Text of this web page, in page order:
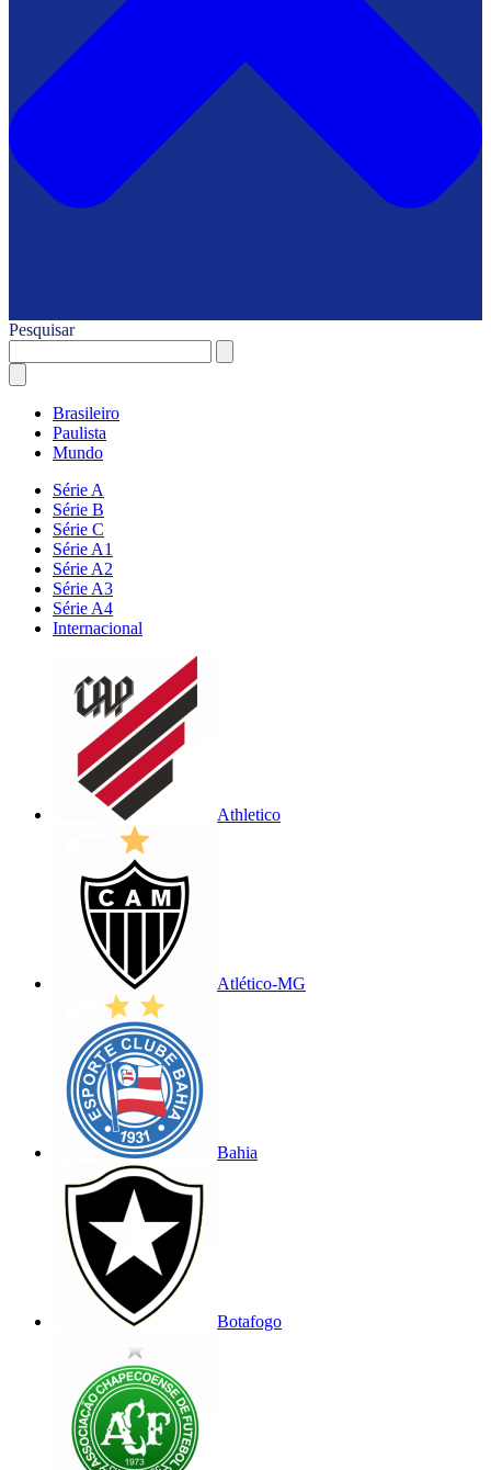
Pesquisar
Brasileiro
Paulista
Mundo
Série A
Série B
Série C
Série A1
Série A2
Série A3
Série A4
Internacional
Athletico
Atlético-MG
Bahia
Botafogo